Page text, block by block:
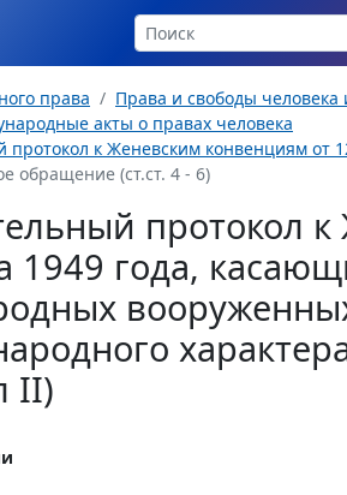
права
Права и свободы человека
акты о правах человека
к Женевским конвенциям от
обращение (ст.ст. 4 - 6)
протокол
1949 года,
II)